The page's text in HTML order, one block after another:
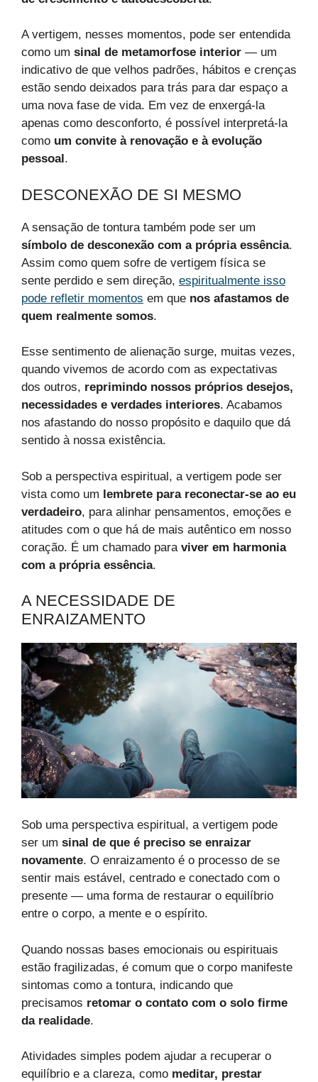
A vertigem, nesses momentos, pode ser entendida
como um sinal de metamorfose interior — um
indicativo de que velhos padrões, hábitos e crenças
estão sendo deixados para trás para dar espaço a
uma nova fase de vida. Em vez de enxergá-la
apenas como desconforto, é possível interpretá-la
como um convite à renovação e à evolução
pessoal .
DESCONEXÃO DE SI MESMO
A sensação de tontura também pode ser um
símbolo de desconexão com a própria essência.
Assim como quem sofre de vertigem física se
sente perdido e sem direção, espiritualmente isso
pode refletir momentos em que nos afastamos de
quem realmente somos.
Esse sentimento de alienação surge, muitas vezes,
quando vivemos de acordo com as expectativas
dos outros, reprimindo nossos próprios desejos,
necessidades e verdades interiores. Acabamos
nos afastando do nosso propósito e daquilo que dá
sentido à nossa existência.
Sob a perspectiva espiritual, a vertigem pode ser
vista como um lembrete para reconectar-se ao eu
verdadeiro, para alinhar pensamentos, emoções e
atitudes com o que há de mais autêntico em nosso
coração. É um chamado para viver em harmonia
com a própria essência.
A NECESSIDADE DE
ENRAIZAMENTO
Sob uma perspectiva espiritual, a vertigem pode
ser um sinal de que é preciso se enraizar
novamente. O enraizamento é o processo de se
sentir mais estável, centrado e conectado com o
presente — uma forma de restaurar o equilíbrio
entre o corpo, a mente e o espírito.
Quando nossas bases emocionais ou espirituais
estão fragilizadas, é comum que o corpo manifeste
sintomas como a tontura, indicando que
precisamos retomar o contato com o solo firme
da realidade.
Atividades simples podem ajudar a recuperar o
equilíbrio e a clareza, como meditar, prestar